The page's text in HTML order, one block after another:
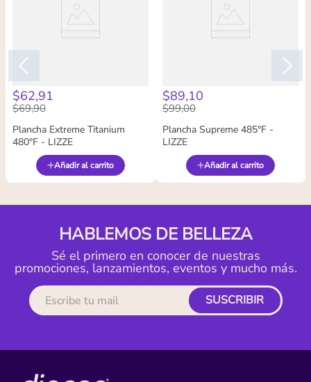
$62,91
$69,90
Plancha Extreme Titanium
480°F - LIZZE
Añadir al carrito
$89,10
$99,00
Plancha Supreme 485°F -
LIZZE
Añadir al carrito
HABLEMOS DE BELLEZA
Sé el primero en conocer de nuestras
promociones, lanzamientos, eventos y mucho más.
SUSCRIBIR